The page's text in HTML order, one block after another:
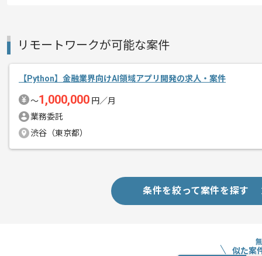
エージェントからのコ
メント
リモートワークが可能な案件
【Python】金融業界向けAI領域アプリ開発の求人・案件
〜1,000,000 円／月
業務委託
渋谷（東京都）
条件を絞って案件を探す
似た案